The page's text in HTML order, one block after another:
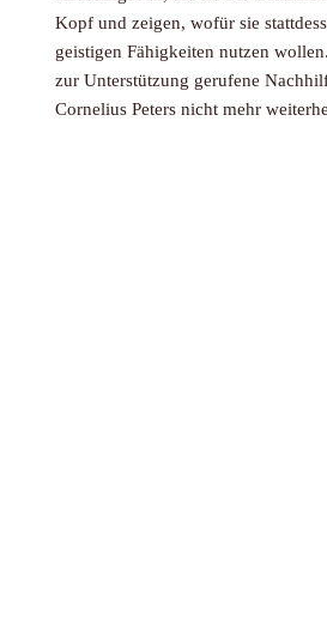
Kopf und zeigen, wofür sie
geistigen Fähigkeiten nutzen
zur Unterstützung gerufene
Cornelius Peters nicht mehr